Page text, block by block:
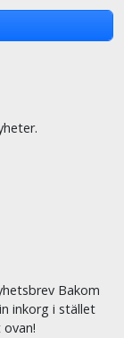
Bakom
inkorg i stället